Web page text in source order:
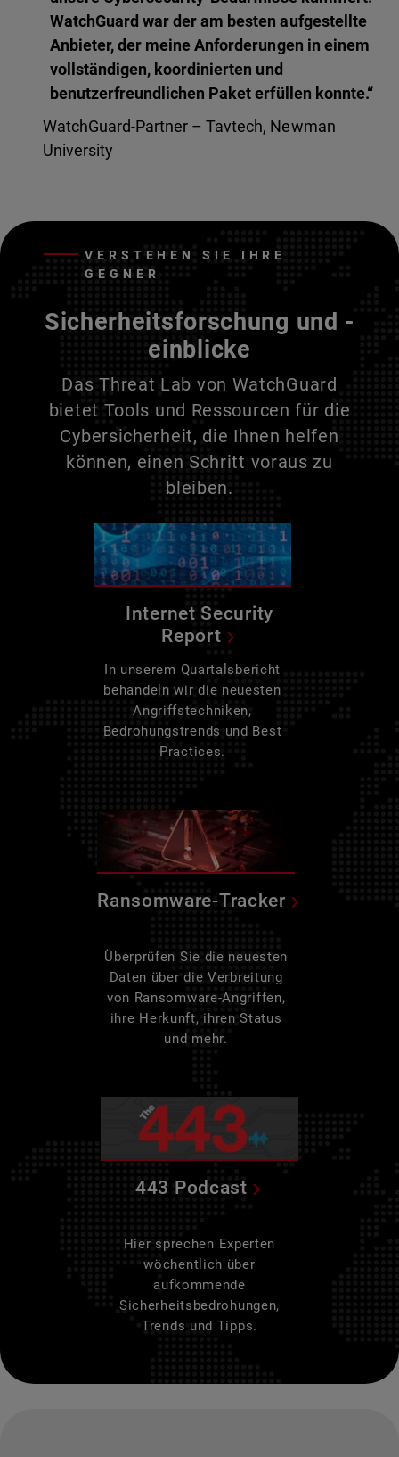
WatchGuard war der am besten aufgestellte
Anbieter, der meine Anforderungen in einem
vollständigen, koordinierten und
benutzerfreundlichen Paket erfüllen konnte.“
WatchGuard-Partner – Tavtech, Newman
University
VERSTEHEN SIE IHRE
GEGNER
Sicherheitsforschung und -
einblicke
Das Threat Lab von WatchGuard
bietet Tools und Ressourcen für die
Cybersicherheit, die Ihnen helfen
können, einen Schritt voraus zu
bleiben.
Internet Security
Report
In unserem Quartalsbericht
behandeln wir die neuesten
Angriffstechniken,
Bedrohungstrends und Best
Practices.
Ransomware-Tracker
Überprüfen Sie die neuesten
Daten über die Verbreitung
von Ransomware-Angriffen,
ihre Herkunft, ihren Status
und mehr.
443 Podcast
Hier sprechen Experten
wöchentlich über
aufkommende
Sicherheitsbedrohungen,
Trends und Tipps.